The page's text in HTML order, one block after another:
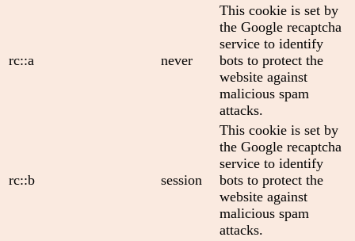
rc::a never
This cookie is set by
the Google recaptcha
service to identify
bots to protect the
website against
malicious spam
attacks.
rc::b session
This cookie is set by
the Google recaptcha
service to identify
bots to protect the
website against
malicious spam
attacks.